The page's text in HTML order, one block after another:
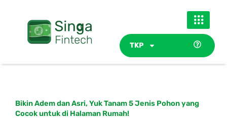
TKP
Bikin Adem dan Asri, Yuk Tanam 5 Jenis Pohon yang
Cocok untuk di Halaman Rumah!